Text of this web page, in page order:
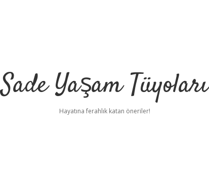
Sade Yaşam Tüyoları
Hayatına ferahlık katan öneriler!